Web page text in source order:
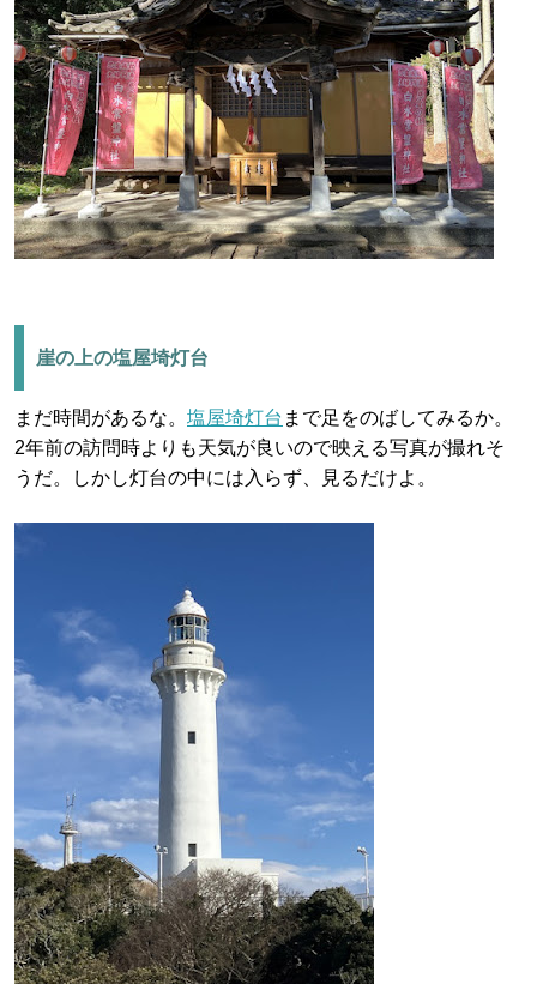
崖の上の塩屋埼灯台
まだ時間があるな。 塩屋埼灯台 まで足をのばしてみるか。
2年前の訪問時よりも天気が良いので映える写真が撮れそ
うだ。しかし灯台の中には入らず、見るだけよ。